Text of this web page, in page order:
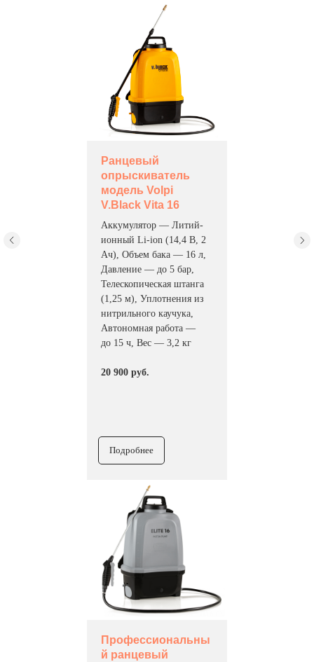
Ранцевый
опрыскиватель
модель Volpi
V.Black Vita 16
Аккумулятор — Литий-
ионный Li-ion (14,4 В, 2
Ач), Объем бака — 16 л,
Давление — до 5 бар,
Телескопическая штанга
(1,25 м), Уплотнения из
нитрильного каучука,
Автономная работа —
до 15 ч, Вес — 3,2 кг
20 900 руб.
Подробнее
Профессиональны
й ранцевый